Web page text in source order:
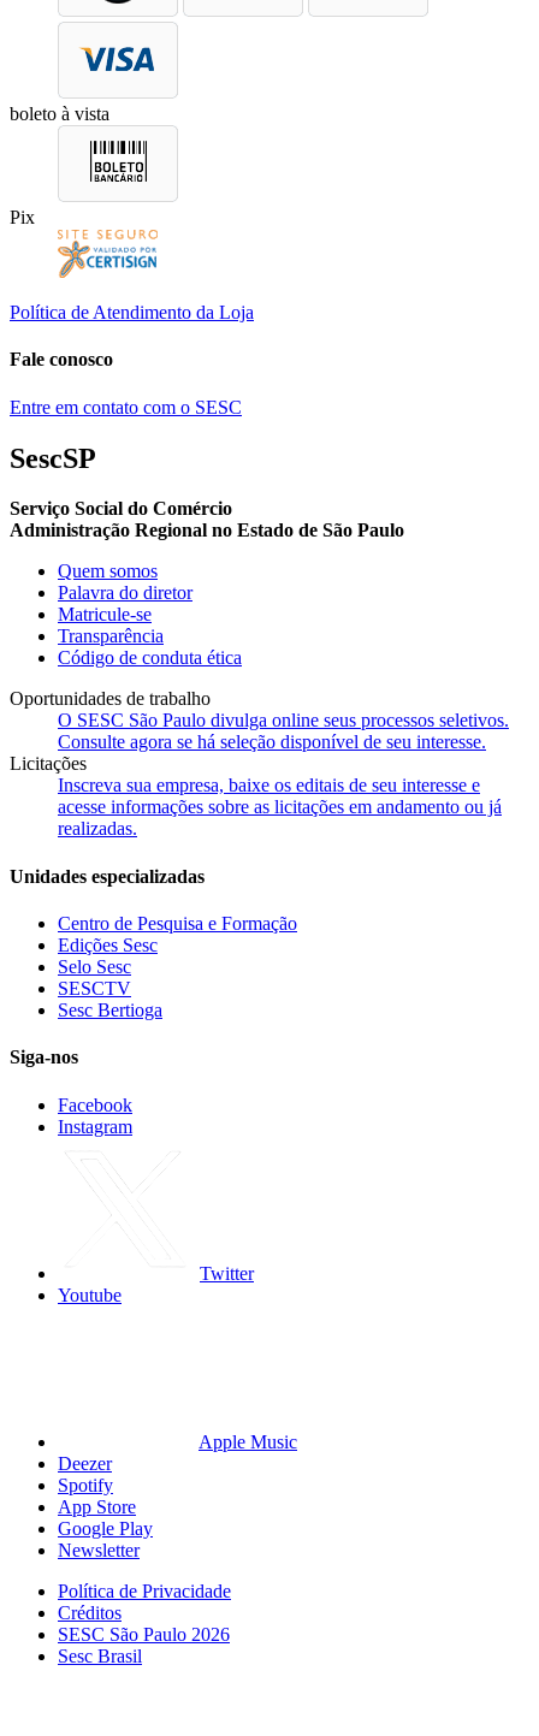
boleto à vista
Pix
Política de Atendimento da Loja
Fale conosco
Entre em contato com o SESC
SescSP
Serviço Social do Comércio
Administração Regional no Estado de São Paulo
Quem somos
Palavra do diretor
Matricule-se
Transparência
Código de conduta ética
Oportunidades de trabalho
O SESC São Paulo divulga online seus processos seletivos.
Consulte agora se há seleção disponível de seu interesse.
Licitações
Inscreva sua empresa, baixe os editais de seu interesse e
acesse informações sobre as licitações em andamento ou já
realizadas.
Unidades especializadas
Centro de Pesquisa e Formação
Edições Sesc
Selo Sesc
SESCTV
Sesc Bertioga
Siga-nos
Facebook
Instagram
Twitter
Youtube
Apple Music
Deezer
Spotify
App Store
Google Play
Newsletter
Política de Privacidade
Créditos
SESC São Paulo 2026
Sesc Brasil